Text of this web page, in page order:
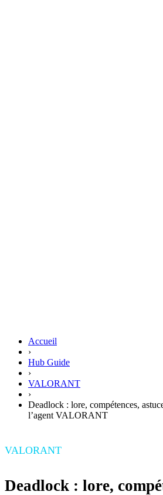
Accueil
›
Hub Guide
›
VALORANT
›
Deadlock : lore, compétences,
l’agent VALORANT
VALORANT
Deadlock : lore,